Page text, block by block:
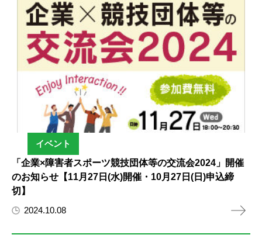
イベント
「企業×障害者スポーツ競技団体等の交流会2024」開催
のお知らせ【11月27日(水)開催・10月27日(日)申込締
切】
2024.10.08